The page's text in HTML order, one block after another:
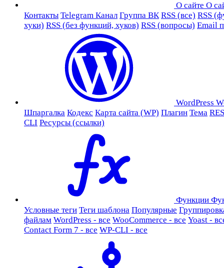
О сайте О
Контакты Telegram Канал Группа ВК RSS (все) RSS
хуки) RSS (без функций, хуков) RSS (вопросы) Email
WordPress
Шпаргалка Кодекс Карта сайта (WP) Плагин Тема
CLI Ресурсы (ссылки)
Функции
Условные теги Теги шаблона Популярные
файлам WordPress - все WooCommerce - все Yoast -
Contact Form 7 - все WP-CLI - все